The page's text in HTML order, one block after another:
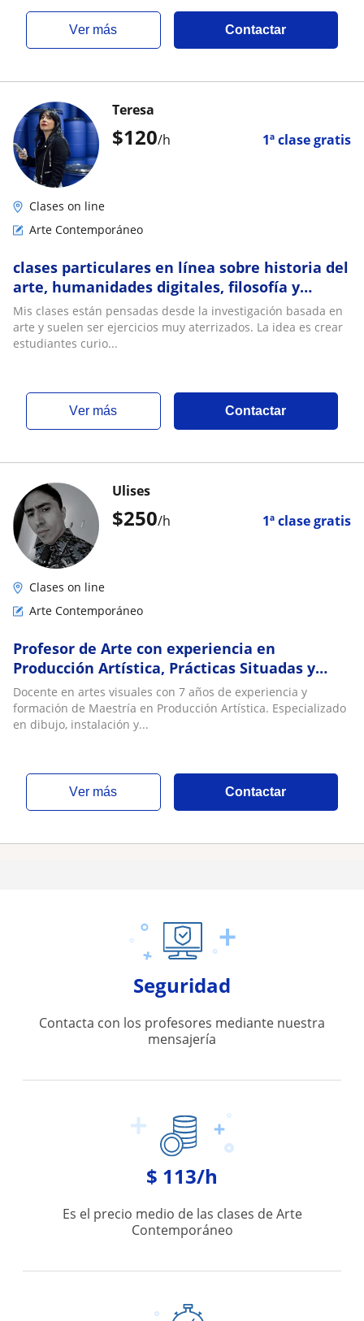
ver más Contactar
$120/h 1ª clase gratis
Teresa
Clases on line
Arte Contemporáneo
clases particulares en línea sobre historia del
arte, humanidades digitales, filosofía y
sociología
Mis clases están pensadas desde la investigación basada en
arte y suelen ser ejercicios muy aterrizados. La idea es crear
estudiantes curio...
ver más Contactar
$250/h 1ª clase gratis
Ulises
Clases on line
Arte Contemporáneo
Profesor de Arte con experiencia en
Producción Artística, Prácticas Situadas y
Pensamiento Crítico
Docente en artes visuales con 7 años de experiencia y
formación de Maestría en Producción Artística. Especializado
en dibujo, instalación y...
ver más Contactar
Seguridad
Contacta con los profesores mediante nuestra
mensajería
$ 113/h
Es el precio medio de las clases de Arte
Contemporáneo